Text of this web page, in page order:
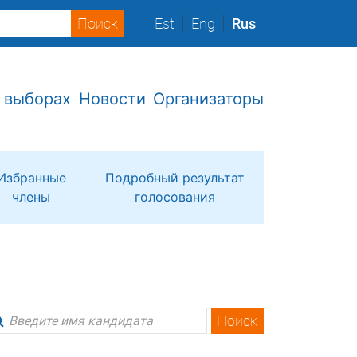
Est Eng Rus
Новости Организаторы
члены
Подробный результат
голосования
Поиск